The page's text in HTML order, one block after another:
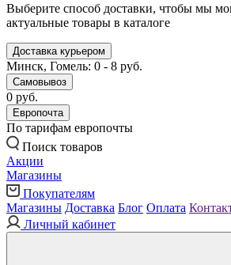
Выберите способ доставки, чтобы мы
актуальные товары в каталоге
Доставка курьером
Минск, Гомель: 0 - 8 руб.
Самовывоз
0 руб.
Европочта
По тарифам европочты
Поиск товаров
Акции
Магазины
Покупателям
Магазины Доставка Блог Оплата
Личный кабинет